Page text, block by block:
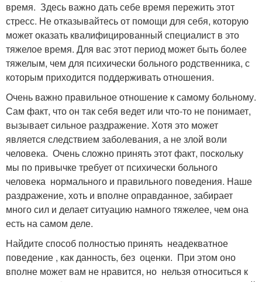
время. Здесь важно дать себе время пережить этот
стресс. Не отказывайтесь от помощи для себя, которую
может оказать квалифицированный специалист в это
тяжелое время. Для вас этот период может быть более
тяжелым, чем для психически больного родственника, с
которым приходится поддерживать отношения.
Очень важно правильное отношение к самому больному.
Сам факт, что он так себя ведет или что-то не понимает,
вызывает сильное раздражение. Хотя это может
является следствием заболевания, а не злой воли
человека. Очень сложно принять этот факт, поскольку
мы по привычке требует от психически больного
человека нормального и правильного поведения. Наше
раздражение, хоть и вполне оправданное, забирает
много сил и делает ситуацию намного тяжелее, чем она
есть на самом деле.
Найдите способ полностью принять неадекватное
поведение , как данность, без оценки. При этом оно
вполне может вам не нравится, но нельзя относиться к